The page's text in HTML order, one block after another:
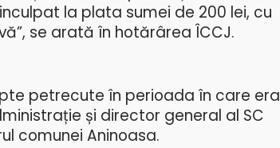
la plata sumei de 200 lei, cu
se arată în hotărârea ÎCCJ.
petrecute în perioada în care era
și director general al SC
comunei Aninoasa.